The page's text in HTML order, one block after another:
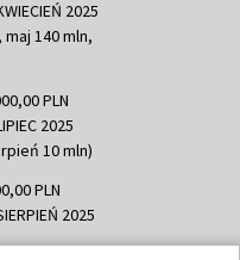
2025
140 mln,
PLN
2025
10 mln)
PLN
2025